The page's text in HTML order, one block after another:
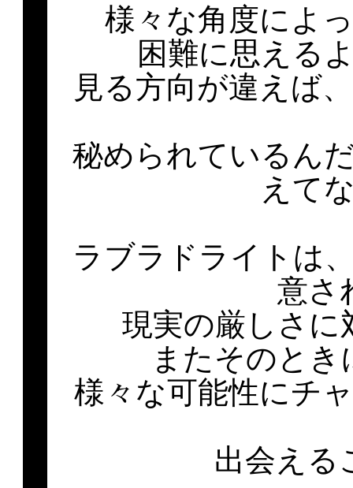
様々な角度によ
困難に思える
見る方向が違えば
秘められているん
えて
ラブラドライトは
意さ
現実の厳しさに
またそのと
様々な可能性にチ
出会える